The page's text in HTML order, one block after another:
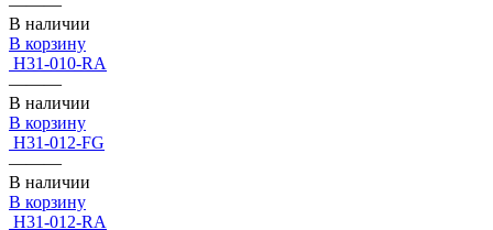
В наличии
В корзину
H31-010-RA
———
В наличии
В корзину
H31-012-FG
———
В наличии
В корзину
H31-012-RA